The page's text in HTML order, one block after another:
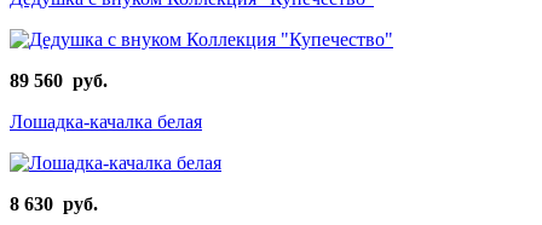
89 560 руб.
Лошадка-качалка белая
8 630 руб.